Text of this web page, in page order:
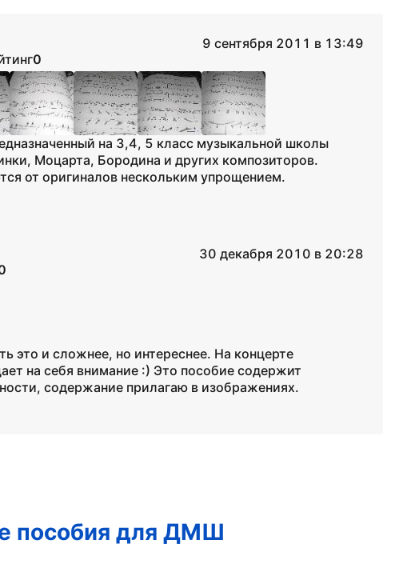
9 сентября 2011 в 13:49
0
на 3,4, 5 класс музыкальной школы
Моцарта, Бородина и других композиторов.
от оригиналов нескольким упрощением.
30 декабря 2010 в 20:28
это и сложнее, но интереснее. На концерте
на себя внимание :) Это пособие содержит
содержание прилагаю в изображениях.
пособия для ДМШ